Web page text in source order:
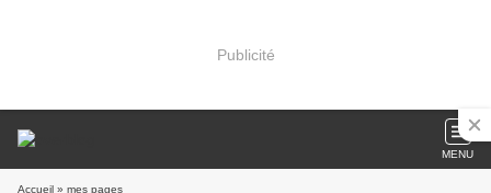
Publicité
MENU
Accueil » mes pages